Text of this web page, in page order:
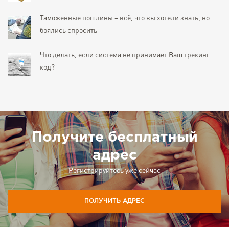
Таможенные пошлины – всё, что вы хотели знать, но
боялись спросить
Что делать, если система не принимает Ваш трекинг
код?
Получите бесплатный
адрес
Регистрируйтесь уже сейчас
ПОЛУЧИТЬ АДРЕС